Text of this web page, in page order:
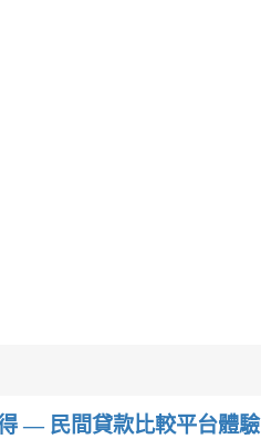
— 民間貸款比較平台體驗